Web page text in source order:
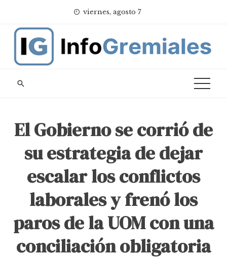
content
viernes, agosto 7
El Gobierno se corrió de
su estrategia de dejar
escalar los conflictos
laborales y frenó los
paros de la UOM con una
conciliación obligatoria